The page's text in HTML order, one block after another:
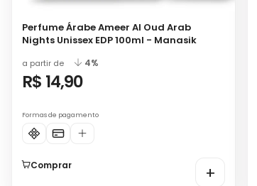
Perfume Árabe Ameer Al Oud Arab
Nights Unissex EDP 100ml - Manasik
a partir de 4%
R$ 14,90
Formas de pagamento
Comprar +